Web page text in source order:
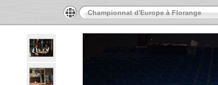
Championnat d'Europe à Florange